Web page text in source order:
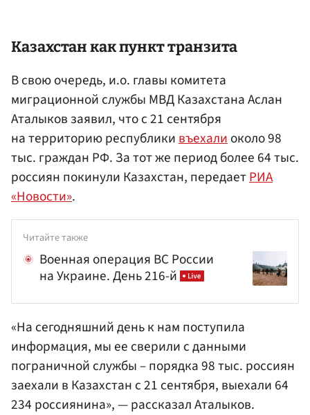
Казахстан как пункт транзита
В свою очередь, и.о. главы комитета
миграционной службы МВД Казахстана Аслан
Аталыков заявил, что с 21 сентября
на территорию республикивъехалиоколо 98
тыс. граждан РФ. За тот же период более 64 тыс.
россиян покинули Казахстан, передаетРИА
«Новости».
Читайте также
Военная операция ВС России
на Украине. День 216-й
«На сегодняшний день к нам поступила
информация, мы ее сверили с данными
пограничной службы – порядка 98 тыс. россиян
заехали в Казахстан с 21 сентября, выехали 64
234 россиянина», — рассказал Аталыков.